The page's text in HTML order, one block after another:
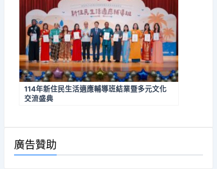
114年新住民生活適應輔導班結業暨多元文化
交流盛典
廣告贊助